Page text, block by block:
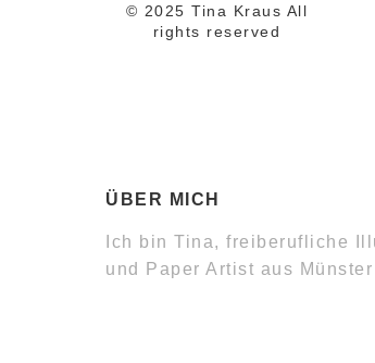
© 2025 Tina Kraus All
rights reserved
ÜBER MICH
Ich bin Tina, freiberufliche
und Paper Artist aus Münster